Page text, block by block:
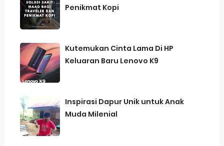
Penikmat Kopi
Kutemukan Cinta Lama Di HP
Keluaran Baru Lenovo K9
Inspirasi Dapur Unik untuk Anak
Muda Milenial